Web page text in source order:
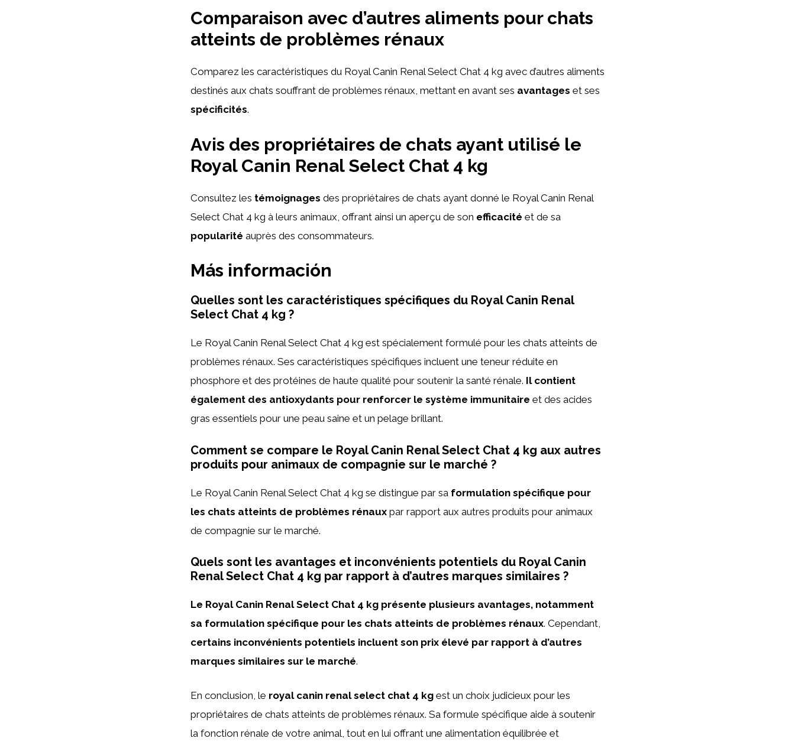
Comparaison avec d’autres aliments pour chats
atteints de problèmes rénaux
Comparez les caractéristiques du Royal Canin Renal Select Chat 4 kg avec d’autres aliments
destinés aux chats souffrant de problèmes rénaux, mettant en avant ses avantages et ses
spécificités.
Avis des propriétaires de chats ayant utilisé le
Royal Canin Renal Select Chat 4 kg
Consultez les témoignages des propriétaires de chats ayant donné le Royal Canin Renal
Select Chat 4 kg à leurs animaux, offrant ainsi un aperçu de son efficacité et de sa
popularité auprès des consommateurs.
Más información
Quelles sont les caractéristiques spécifiques du Royal Canin Renal
Select Chat 4 kg ?
Le Royal Canin Renal Select Chat 4 kg est spécialement formulé pour les chats atteints de
problèmes rénaux. Ses caractéristiques spécifiques incluent une teneur réduite en
phosphore et des protéines de haute qualité pour soutenir la santé rénale. Il contient
également des antioxydants pour renforcer le système immunitaire et des acides
gras essentiels pour une peau saine et un pelage brillant.
Comment se compare le Royal Canin Renal Select Chat 4 kg aux autres
produits pour animaux de compagnie sur le marché ?
Le Royal Canin Renal Select Chat 4 kg se distingue par sa formulation spécifique pour
les chats atteints de problèmes rénaux par rapport aux autres produits pour animaux
de compagnie sur le marché.
Quels sont les avantages et inconvénients potentiels du Royal Canin
Renal Select Chat 4 kg par rapport à d’autres marques similaires ?
Le Royal Canin Renal Select Chat 4 kg présente plusieurs avantages, notamment
sa formulation spécifique pour les chats atteints de problèmes rénaux. Cependant,
certains inconvénients potentiels incluent son prix élevé par rapport à d’autres
marques similaires sur le marché.
En conclusion, le royal canin renal select chat 4 kg est un choix judicieux pour les
propriétaires de chats atteints de problèmes rénaux. Sa formule spécifique aide à soutenir
la fonction rénale de votre animal, tout en lui offrant une alimentation équilibrée et